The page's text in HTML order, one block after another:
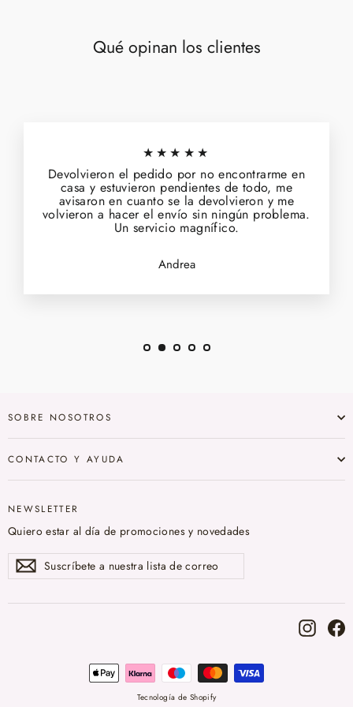
Qué opinan los clientes
★★★★★
Devolvieron el pedido por no encontrarme en
casa y estuvieron pendientes de todo, me
avisaron en cuanto se la devolvieron y me
volvieron a hacer el envío sin ningún problema.
Un servicio magnífico.
Andrea
SOBRE NOSOTROS
CONTACTO Y AYUDA
NEWSLETTER
Quiero estar al día de promociones y novedades
Suscríbete
nuestra
Suscribir
Tecnología de Shopify